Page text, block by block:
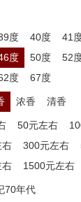
度 40度 41
度 50度 52
度 67度
浓香 清香
50元左右
右
300元左右
右
1500元左右
70年代